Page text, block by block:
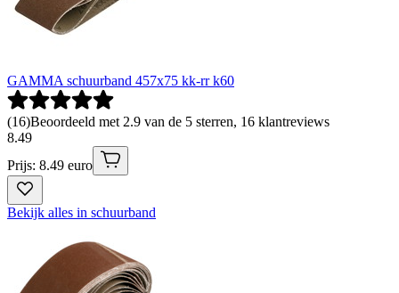
GAMMA schuurband 457x75 kk-rr k60
(16)Beoordeeld met 2.9 van de 5 sterren, 16 klantreviews
8.49
Prijs: 8.49 euro
Bekijk alles in schuurband